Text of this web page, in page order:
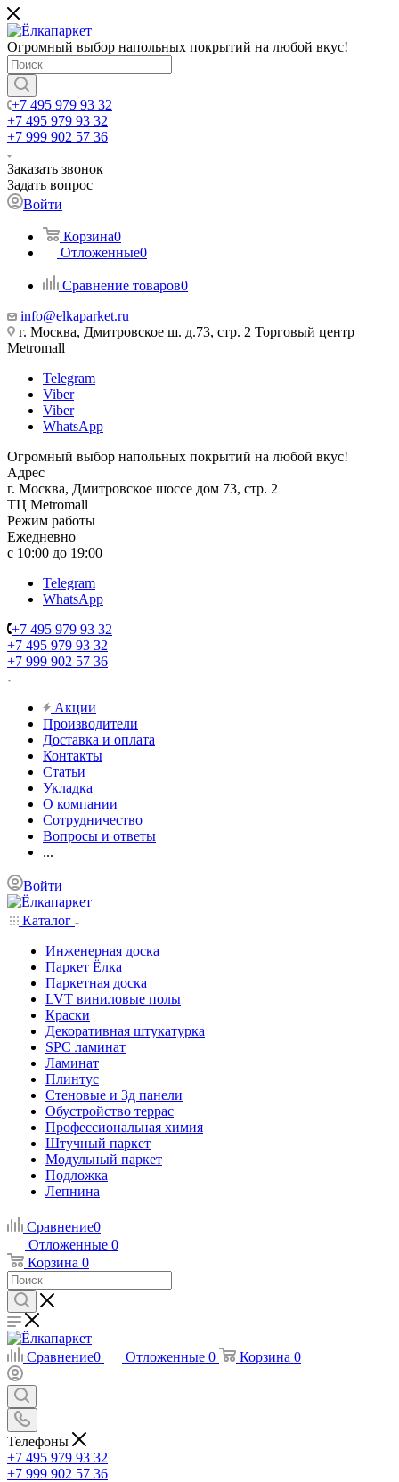
Огромный выбор напольных покрытий на любой вкус!
+7 495 979 93 32
+7 495 979 93 32
+7 999 902 57 36
Заказать звонок
Задать вопрос
Войти
Корзина0
Отложенные0
Сравнение товаров0
info@elkaparket.ru
г. Москва, Дмитровское ш. д.73, стр. 2 Торговый центр
Metromall
Telegram
Viber
Viber
WhatsApp
Огромный выбор напольных покрытий на любой вкус!
Адрес
г. Москва, Дмитровское шоссе дом 73, стр. 2
ТЦ Metromall
Режим работы
Ежедневно
с 10:00 до 19:00
Telegram
WhatsApp
+7 495 979 93 32
+7 495 979 93 32
+7 999 902 57 36
Акции
Производители
Доставка и оплата
Контакты
Статьи
Укладка
О компании
Сотрудничество
Вопросы и ответы
...
Войти
Каталог
Инженерная доска
Паркет Ёлка
Паркетная доска
LVT виниловые полы
Краски
Декоративная штукатурка
SPC ламинат
Ламинат
Плинтус
Стеновые и 3д панели
Обустройство террас
Профессиональная химия
Штучный паркет
Модульный паркет
Подложка
Лепнина
Сравнение0
Отложенные 0
Корзина 0
Сравнение0 Отложенные 0 Корзина 0
Телефоны
+7 495 979 93 32
+7 999 902 57 36